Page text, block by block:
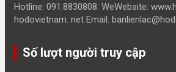
Hotline: 091.8830808. WeWebsite:
hodovietnam. net Email:
Số lượt người truy cập